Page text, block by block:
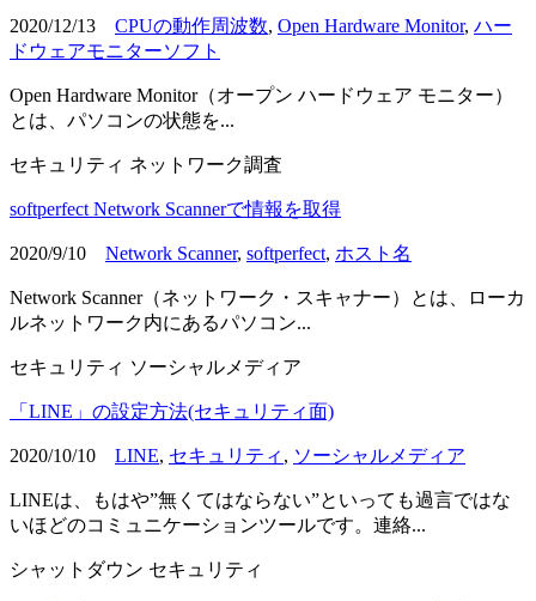
2020/12/13 CPUの動作周波数, Open Hardware Monitor, ハー
ドウェアモニターソフト
Open Hardware Monitor（オープン ハードウェア モニター）
とは、パソコンの状態を...
セキュリティ ネットワーク調査
softperfect Network Scannerで情報を取得
2020/9/10 Network Scanner, softperfect, ホスト名
Network Scanner（ネットワーク・スキャナー）とは、ローカ
ルネットワーク内にあるパソコン...
セキュリティ ソーシャルメディア
「LINE」の設定方法(セキュリティ面)
2020/10/10 LINE, セキュリティ , ソーシャルメディア
LINEは、もはや”無くてはならない”といっても過言ではな
いほどのコミュニケーションツールです。連絡...
シャットダウン セキュリティ